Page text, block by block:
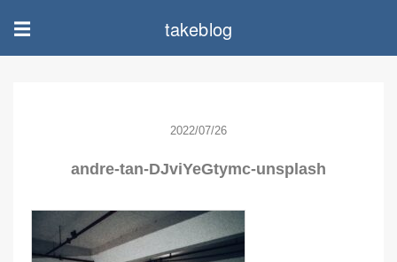
☰ takeblog
2022/07/26
andre-tan-DJviYeGtymc-unsplash